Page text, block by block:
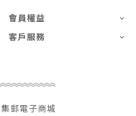
會員權益
客戶服務
集郵電子商城